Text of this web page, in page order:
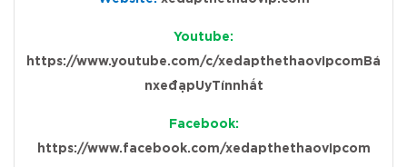
Youtube:
https://www.youtube.com/c/xedapthethaovipcomBá
nxeđạpUyTínnhất
Facebook:
https://www.facebook.com/xedapthethaovipcom